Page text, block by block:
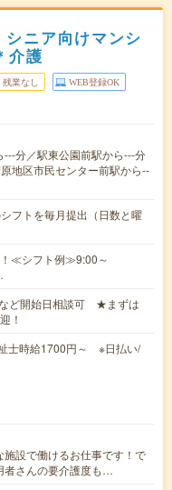
シニア向けマンシ
介護
残業なし WEB登録OK
分／駅東公園前駅から---分
地区市民センター前駅から--
フトを毎月提出（日数と曜
≪シフト例≫9:00～
など開始日相談可 ★まずは
！
士時給1700円～ ※日払い/
設で働けるお仕事です！で
者さんの要介護度も…